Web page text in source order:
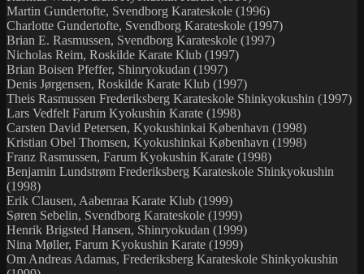
Martin Gundertofte, Svendborg Karateskole (1996)
Charlotte Gundertofte, Svendborg Karateskole (1997)
Brian E. Rasmussen, Svendborg Karateskole (1997)
Nicholas Reim, Roskilde Karate Klub (1997)
Brian Boisen Pfeffer, Shinryokudan (1997)
Denis Jørgensen, Roskilde Karate Klub (1997)
Theis Rasmussen Frederiksberg Karateskole Shinkyokushin (1997)
Lars Vedfelt Farum Kyokushin Karate (1998)
Carsten David Petersen, Kyokushinkai København (1998)
Kristian Obel Thomsen, Kyokushinkai København (1998)
Franz Rasmussen, Farum Kyokushin Karate (1998)
Benjamin Lundstrøm Frederiksberg Karateskole Shinkyokushin
(1998)
Erik Clausen, Aabenraa Karate Klub (1999)
Søren Sebelin, Svendborg Karateskole (1999)
Henrik Brigsted Hansen, Shinryokudan (1999)
Nina Møller, Farum Kyokushin Karate (1999)
Om Andreas Adamas, Frederiksberg Karateskole Shinkyokushin